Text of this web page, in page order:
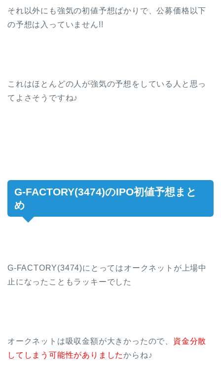
それ以外にも強気の初値予想ばかりで、公募価格以下
の予想は入っていません!!
これはほとんどの人が強気の予想をしている人と思っ
てよさそうですね♪
G-FACTORY(3474)のIPO初値予想まと
め
G-FACTORY(3474)にとってはオークネットが上場中
止になったこともラッキーでした
オークネットは吸収金額が大きかったので、 資金分散
してしまう可能性がありましたからね♪